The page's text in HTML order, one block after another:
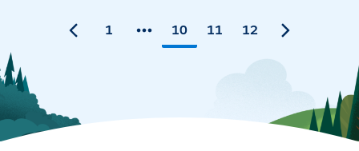
1 10 11 12